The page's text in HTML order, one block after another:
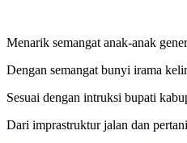
Menarik semangat anak-anak
Dengan semangat bunyi irama
Sesuai dengan intruksi bupati
Dari imprastruktur jalan dan